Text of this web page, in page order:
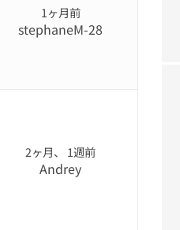
1ヶ月前
stephaneM-28
2ヶ月、 1週前
Andrey